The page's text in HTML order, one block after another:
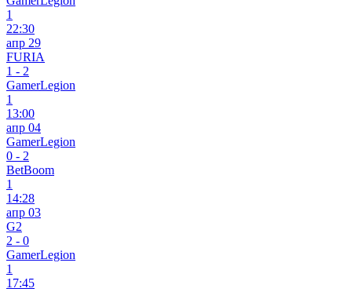
1
22:30
апр 29
FURIA
1 - 2
GamerLegion
1
13:00
апр 04
GamerLegion
0 - 2
BetBoom
1
14:28
апр 03
G2
2 - 0
GamerLegion
1
17:45